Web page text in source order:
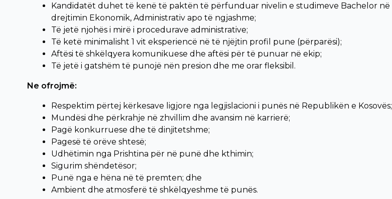
Kandidatët duhet të kenë të paktën të përfunduar nivelin e studimeve Bachelor në
drejtimin Ekonomik, Administrativ apo të ngjashme;
Të jetë njohës i mirë i procedurave administrative;
Të ketë minimalisht 1 vit eksperiencë në të njëjtin profil pune (përparësi);
Aftësi të shkëlqyera komunikuese dhe aftësi për të punuar në ekip;
Të jetë i gatshëm të punojë nën presion dhe me orar fleksibil.
Ne ofrojmë:
Respektim përtej kërkesave ligjore nga legjislacioni i punës në Republikën e Kosovës;
Mundësi dhe përkrahje në zhvillim dhe avansim në karrierë;
Pagë konkurruese dhe të dinjitetshme;
Pagesë të orëve shtesë;
Udhëtimin nga Prishtina për në punë dhe kthimin;
Sigurim shëndetësor;
Punë nga e hëna në të premten; dhe
Ambient dhe atmosferë të shkëlqyeshme të punës.